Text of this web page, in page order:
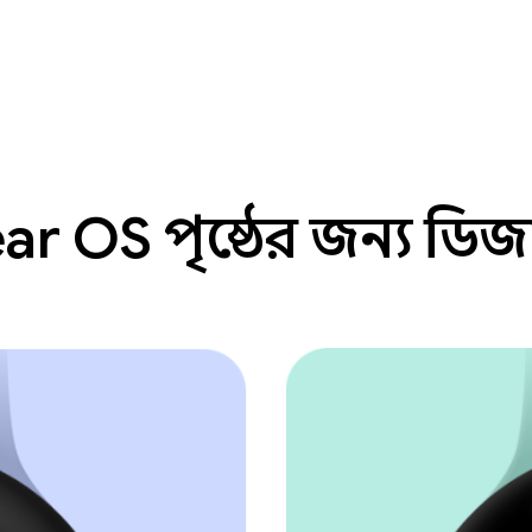
OS পৃষ্ঠের জন্য